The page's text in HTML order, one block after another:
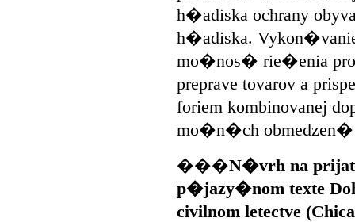
h�adiska ochrany
h�adiska.
mo�nos� rie�enia
preprave tovarov a
foriem kombinovanej
mo�n�ch
���N�vrh na
p�jazy�nom texte
civilnom letectve